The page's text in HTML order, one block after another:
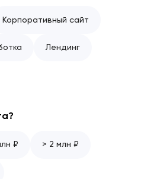
Корпоративный сайт
Лендинг
₽ > 2 млн ₽